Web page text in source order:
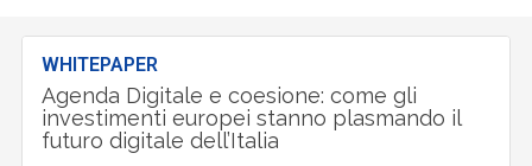
WHITEPAPER
Agenda Digitale e coesione: come gli
investimenti europei stanno plasmando il
futuro digitale dell’Italia